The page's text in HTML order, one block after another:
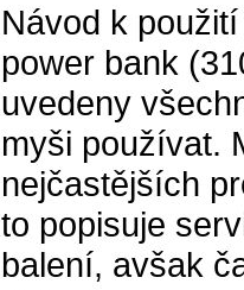
Návod k
power bank
uvedeny
myši používat.
nejčastějších
to popisuje
balení, avšak